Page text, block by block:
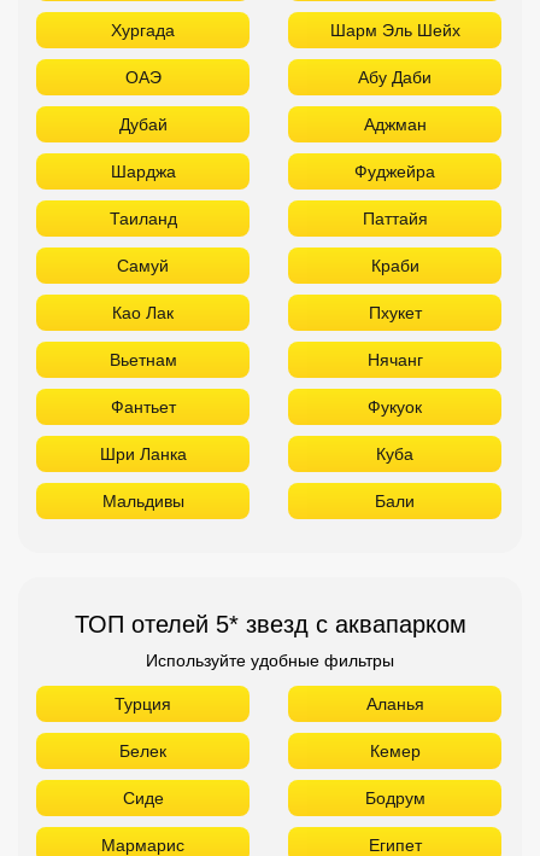
Хургада Шарм Эль Шейх
ОАЭ Абу Даби
Дубай Аджман
Шарджа Фуджейра
Таиланд Паттайя
Самуй Краби
Као Лак Пхукет
Вьетнам Нячанг
Фантьет Фукуок
Шри Ланка Куба
Мальдивы Бали
ТОП отелей 5* звезд с аквапарком
Используйте удобные фильтры
Турция Аланья
Белек Кемер
Сиде Бодрум
Мармарис Египет